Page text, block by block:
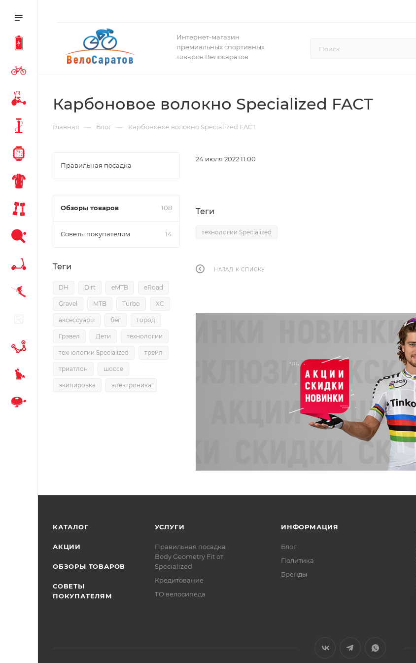
Интернет-магазин
премиальных спортивных
товаров Велосаратов
Карбоновое волокно Specialized FACT
Главная — Блог — Карбоновое волокно Specialized FACT
24 июля 2022 11:00
Теги
технологии Specialized
НАЗАД К СПИСКУ
Правильная посадка
Обзоры товаров 108
Советы покупателям 14
Теги
DH Dirt eMTB eRoad
Gravel MTB Turbo XC
аксессуары бег город
Грэвел Дети технологии
технологии Specialized трейл
триатлон шоссе
экипировка электроника
КАТАЛОГ
АКЦИИ
ОБЗОРЫ ТОВАРОВ
СОВЕТЫ
ПОКУПАТЕЛЯМ
УСЛУГИ
Правильная посадка
Body Geometry Fit от
Specialized
Кредитование
ТО велосипеда
ИНФОРМАЦИЯ
Блог
Политика
Бренды